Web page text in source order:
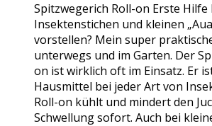
Spitzwegerich Roll-on Erste Hilfe
Insektenstichen und kleinen
vorstellen? Mein super
unterwegs und im Garten. Der
on ist wirklich oft im Einsatz. Er
Hausmittel bei jeder Art von
Roll-on kühlt und mindert den
Schwellung sofort. Auch bei